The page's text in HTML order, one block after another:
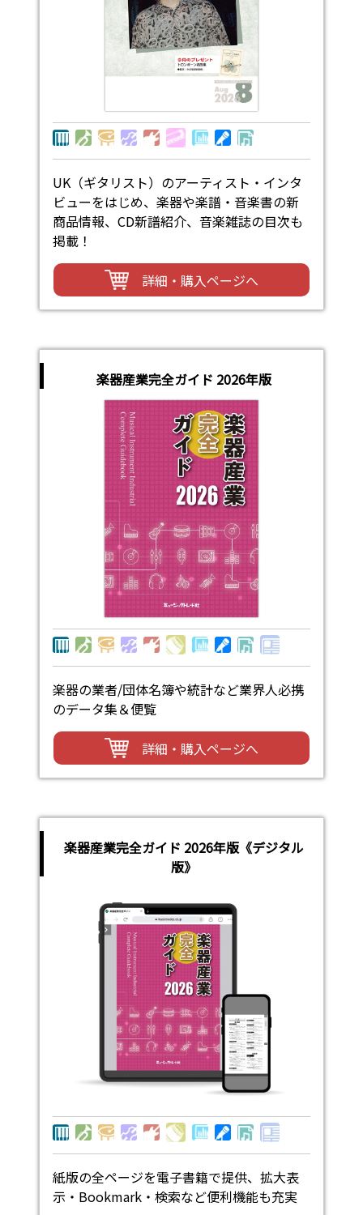
UK（ギタリスト）のアーティスト・インタ
ビューをはじめ、楽器や楽譜・音楽書の新
商品情報、CD新譜紹介、音楽雑誌の目次も
掲載！
詳細・購入ページへ
楽器産業完全ガイド 2026年版
楽器の業者/団体名簿や統計など業界人必携
のデータ集＆便覧
詳細・購入ページへ
楽器産業完全ガイド 2026年版《デジタル
版》
紙版の全ページを電子書籍で提供、拡大表
示・Bookmark・検索など便利機能も充実